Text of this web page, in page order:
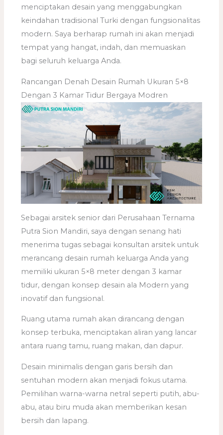
menciptakan desain yang menggabungkan
keindahan tradisional Turki dengan fungsionalitas
modern. Saya berharap rumah ini akan menjadi
tempat yang hangat, indah, dan memuaskan
bagi seluruh keluarga Anda.
Rancangan Denah Desain Rumah Ukuran 5×8
Dengan 3 Kamar Tidur Bergaya Modren
Sebagai arsitek senior dari Perusahaan Ternama
Putra Sion Mandiri, saya dengan senang hati
menerima tugas sebagai konsultan arsitek untuk
merancang desain rumah keluarga Anda yang
memiliki ukuran 5×8 meter dengan 3 kamar
tidur, dengan konsep desain ala Modern yang
inovatif dan fungsional.
Ruang utama rumah akan dirancang dengan
konsep terbuka, menciptakan aliran yang lancar
antara ruang tamu, ruang makan, dan dapur.
Desain minimalis dengan garis bersih dan
sentuhan modern akan menjadi fokus utama.
Pemilihan warna-warna netral seperti putih, abu-
abu, atau biru muda akan memberikan kesan
bersih dan lapang.